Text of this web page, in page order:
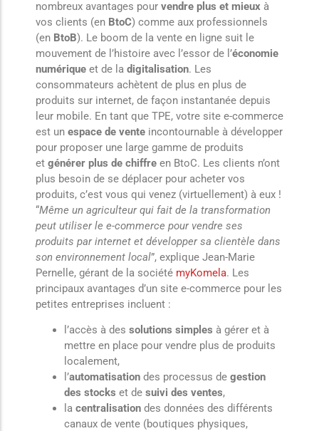
nombreux avantages pour vendre plus et mieux à
vos clients (en BtoC) comme aux professionnels
(en BtoB). Le boom de la vente en ligne suit le
mouvement de l’histoire avec l’essor de l’économie
numérique et de la digitalisation. Les
consommateurs achètent de plus en plus de
produits sur internet, de façon instantanée depuis
leur mobile. En tant que TPE, votre site e-commerce
est un espace de vente incontournable à développer
pour proposer une large gamme de produits
et générer plus de chiffre en BtoC. Les clients n’ont
plus besoin de se déplacer pour acheter vos
produits, c’est vous qui venez (virtuellement) à eux !
“Même un agriculteur qui fait de la transformation
peut utiliser le e-commerce pour vendre ses
produits par internet et développer sa clientèle dans
son environnement local”, explique Jean-Marie
Pernelle, gérant de la société myKomela. Les
principaux avantages d’un site e-commerce pour les
petites entreprises incluent :
l’accès à des solutions simples à gérer et à
mettre en place pour vendre plus de produits
localement,
l’automatisation des processus de gestion
des stocks et de suivi des ventes,
la centralisation des données des différents
canaux de vente (boutiques physiques,